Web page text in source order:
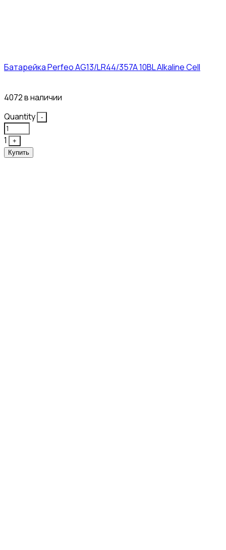
Батарейка Perfeo AG13/LR44/357A 10BL Alkaline Cell
4072 в наличии
Quantity
-
1
+
Купить